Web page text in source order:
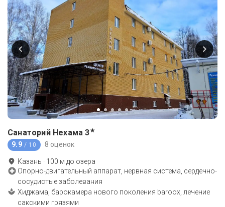
Санаторий Нехама 3★
9.9 / 10 8 оценок
Казань · 100 м до озера
Опорно-двигательный аппарат, нервная система, сердечно-
сосудистые заболевания
Хиджама, барокамера нового поколения baroox, лечение
сакскими грязями